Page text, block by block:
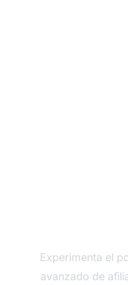
Experimenta el
avanzado de